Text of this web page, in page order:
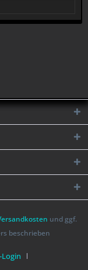
und ggf.
beschrieben